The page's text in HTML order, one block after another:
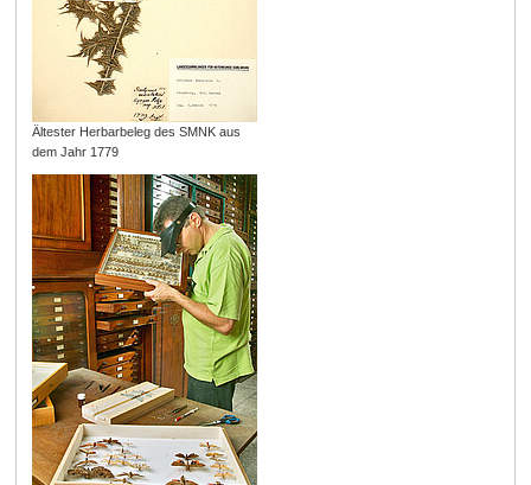
Ältester Herbarbeleg des SMNK aus
dem Jahr 1779